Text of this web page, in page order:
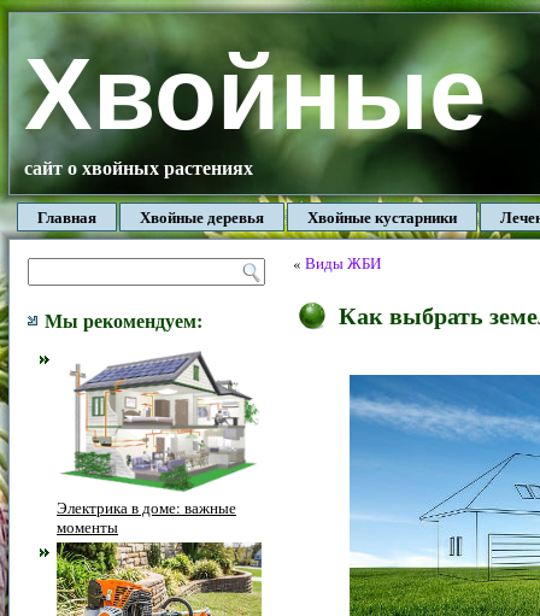
Хвойные
сайт о хвойных растениях
Главная Хвойные деревья Хвойные кустарники
Мы рекомендуем:
Электрика в доме: важные
моменты
« Виды ЖБИ
Как выбрать